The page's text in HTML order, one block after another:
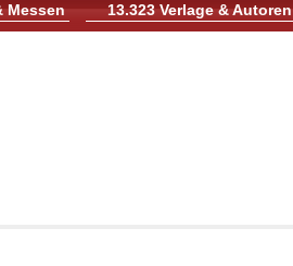
Messen 13.323 Verlage & Autoren